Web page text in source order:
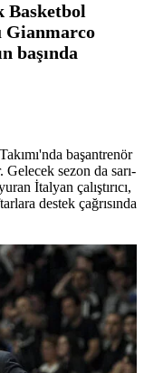
Basketbol
Gianmarco
başında
başantrenör
sezon da sarı-
İtalyan çalıştırıcı,
destek çağrısında